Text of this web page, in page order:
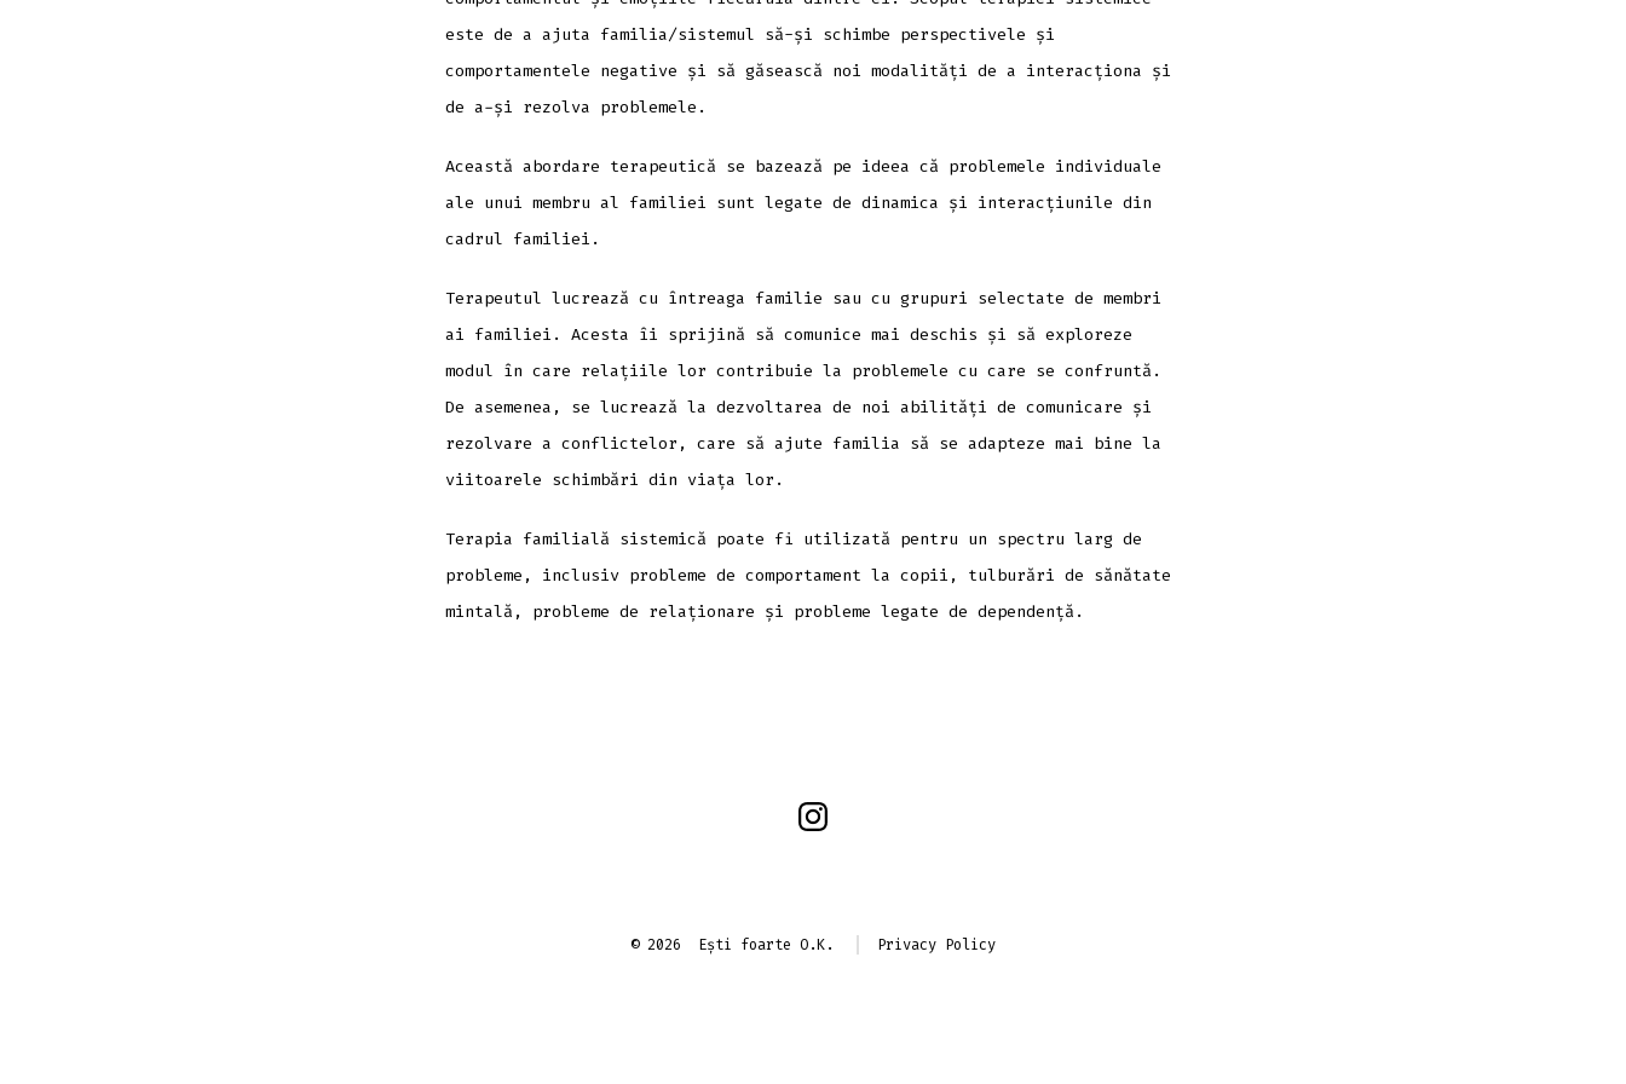
este de a ajuta familia/sistemul să-și schimbe perspectivele și
comportamentele negative și să găsească noi modalități de a interacționa și
de a-și rezolva problemele.
Această abordare terapeutică se bazează pe ideea că problemele individuale
ale unui membru al familiei sunt legate de dinamica și interacțiunile din
cadrul familiei.
Terapeutul lucrează cu întreaga familie sau cu grupuri selectate de membri
ai familiei. Acesta îi sprijină să comunice mai deschis și să exploreze
modul în care relațiile lor contribuie la problemele cu care se confruntă.
De asemenea, se lucrează la dezvoltarea de noi abilități de comunicare și
rezolvare a conflictelor, care să ajute familia să se adapteze mai bine la
viitoarele schimbări din viața lor.
Terapia familială sistemică poate fi utilizată pentru un spectru larg de
probleme, inclusiv probleme de comportament la copii, tulburări de sănătate
mintală, probleme de relaționare și probleme legate de dependență.
Open
a
© 2026 Ești foarte O.K. Privacy Policy